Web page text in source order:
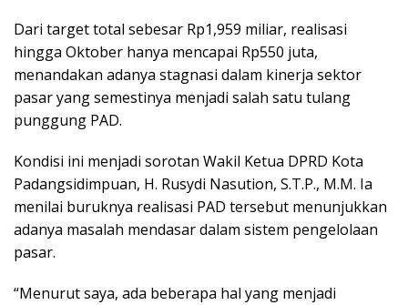
Dari target total sebesar Rp1,959 miliar, realisasi
hingga Oktober hanya mencapai Rp550 juta,
menandakan adanya stagnasi dalam kinerja sektor
pasar yang semestinya menjadi salah satu tulang
punggung PAD.
Kondisi ini menjadi sorotan Wakil Ketua DPRD Kota
Padangsidimpuan, H. Rusydi Nasution, S.T.P., M.M. Ia
menilai buruknya realisasi PAD tersebut menunjukkan
adanya masalah mendasar dalam sistem pengelolaan
pasar.
“Menurut saya, ada beberapa hal yang menjadi